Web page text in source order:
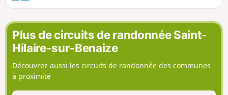
Plus de circuits de randonnée Saint-
Hilaire-sur-Benaize
Découvrez aussi les circuits de randonnée des communes
à proximité